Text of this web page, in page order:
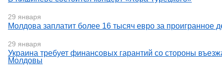
29 января
Молдова заплатит более 16 тысяч евро за проигранное
29 января
Украина требует финансовых гарантий со стороны
Молдовы